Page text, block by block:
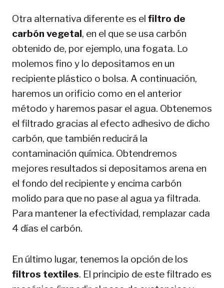
Otra alternativa diferente es el filtro de
carbón vegetal, en el que se usa carbón
obtenido de, por ejemplo, una fogata. Lo
molemos fino y lo depositamos en un
recipiente plástico o bolsa. A continuación,
haremos un orificio como en el anterior
método y haremos pasar el agua. Obtenemos
el filtrado gracias al efecto adhesivo de dicho
carbón, que también reducirá la
contaminación química. Obtendremos
mejores resultados si depositamos arena en
el fondo del recipiente y encima carbón
molido para que no pase al agua ya filtrada.
Para mantener la efectividad, remplazar cada
4 días el carbón.
En último lugar, tenemos la opción de los
filtros textiles. El principio de este filtrado es